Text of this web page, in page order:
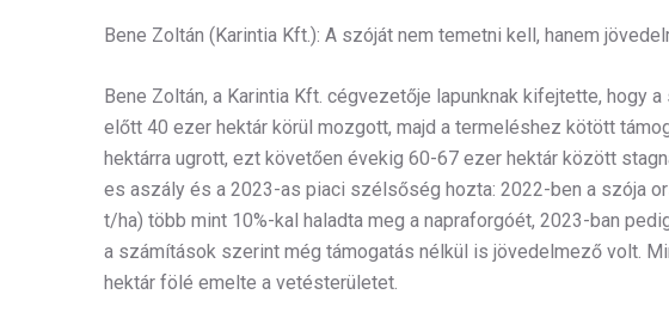
Bene Zoltán (Karintia Kft.): A szóját nem temetni kell, hanem
Bene Zoltán, a Karintia Kft. cégvezetője lapunknak kifejtette, hogy
előtt 40 ezer hektár körül mozgott, majd a termeléshez kötött
hektárra ugrott, ezt követően évekig 60-67 ezer hektár között
es aszály és a 2023-as piaci szélsőség hozta: 2022-ben a szója
t/ha) több mint 10%-kal haladta meg a napraforgóét, 2023-ban
a számítások szerint még támogatás nélkül is jövedelmező volt.
hektár fölé emelte a vetésterületet.